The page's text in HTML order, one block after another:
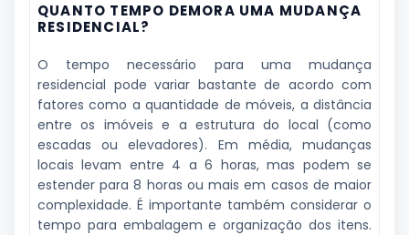
QUANTO TEMPO DEMORA UMA MUDANÇA
RESIDENCIAL?
O tempo necessário para uma mudança
residencial pode variar bastante de acordo com
fatores como a quantidade de móveis, a distância
entre os imóveis e a estrutura do local (como
escadas ou elevadores). Em média, mudanças
locais levam entre 4 a 6 horas, mas podem se
estender para 8 horas ou mais em casos de maior
complexidade. É importante também considerar o
tempo para embalagem e organização dos itens.